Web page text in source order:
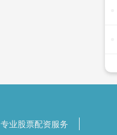
专业股票配资服务